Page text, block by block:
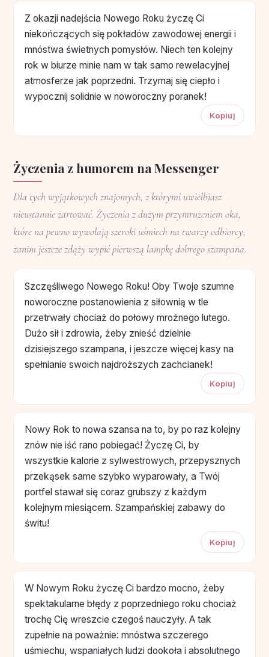
Z okazji nadejścia Nowego Roku życzę Ci
niekończących się pokładów zawodowej energii i
mnóstwa świetnych pomysłów. Niech ten kolejny
rok w biurze minie nam w tak samo rewelacyjnej
atmosferze jak poprzedni. Trzymaj się ciepło i
wypocznij solidnie w noworoczny poranek!
Kopiuj
Życzenia z humorem na Messenger
Dla tych wyjątkowych znajomych, z którymi uwielbiasz
nieustannie żartować. Życzenia z dużym przymrużeniem oka,
które na pewno wywołają szeroki uśmiech na twarzy odbiorcy,
zanim jeszcze zdąży wypić pierwszą lampkę dobrego szampana.
Szczęśliwego Nowego Roku! Oby Twoje szumne
noworoczne postanowienia z siłownią w tle
przetrwały chociaż do połowy mroźnego lutego.
Dużo sił i zdrowia, żeby znieść dzielnie
dzisiejszego szampana, i jeszcze więcej kasy na
spełnianie swoich najdroższych zachcianek!
Kopiuj
Nowy Rok to nowa szansa na to, by po raz kolejny
znów nie iść rano pobiegać! Życzę Ci, by
wszystkie kalorie z sylwestrowych, przepysznych
przekąsek same szybko wyparowały, a Twój
portfel stawał się coraz grubszy z każdym
kolejnym miesiącem. Szampańskiej zabawy do
świtu!
Kopiuj
W Nowym Roku życzę Ci bardzo mocno, żeby
spektakularne błędy z poprzedniego roku chociaż
trochę Cię wreszcie czegoś nauczyły. A tak
zupełnie na poważnie: mnóstwa szczerego
uśmiechu, wspaniałych ludzi dookoła i absolutnego